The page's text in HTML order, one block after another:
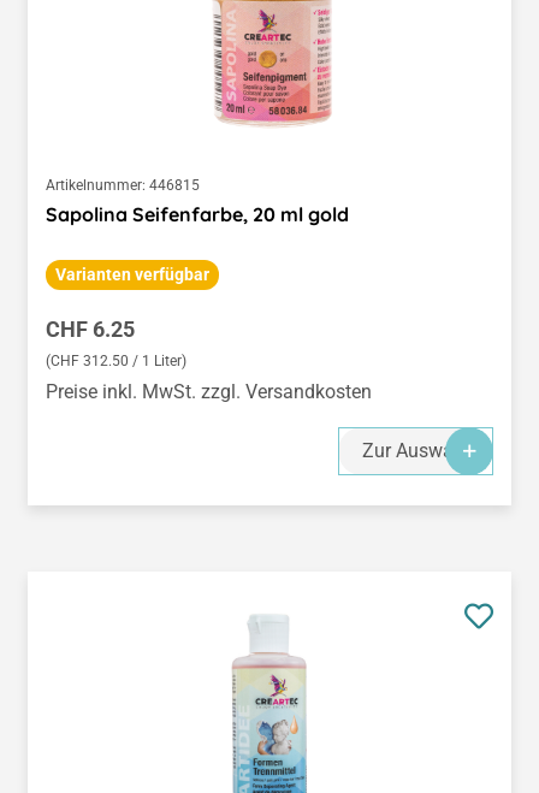
Artikelnummer: 446815
Sapolina Seifenfarbe, 20 ml gold
Varianten verfügbar
Regulärer Preis:
CHF 6.25
(CHF 312.50 / 1 Liter)
Preise inkl. MwSt. zzgl. Versandkosten
Zur Auswahl